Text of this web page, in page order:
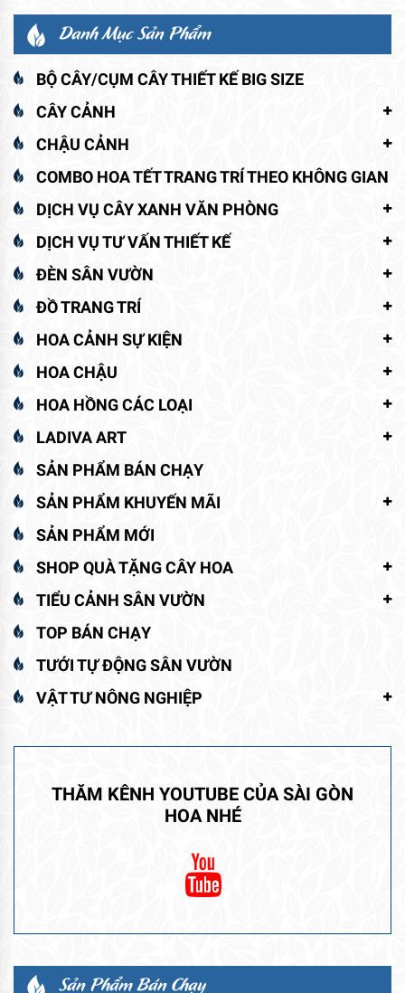
Danh Mục Sản Phẩm
BỘ CÂY/CỤM CÂY THIẾT KẾ BIG SIZE
CÂY CẢNH
CHẬU CẢNH
COMBO HOA TẾT TRANG TRÍ THEO KHÔNG GIAN
DỊCH VỤ CÂY XANH VĂN PHÒNG
DỊCH VỤ TƯ VẤN THIẾT KẾ
ĐÈN SÂN VƯỜN
ĐỒ TRANG TRÍ
HOA CẢNH SỰ KIỆN
HOA CHẬU
HOA HỒNG CÁC LOẠI
LADIVA ART
SẢN PHẨM BÁN CHẠY
SẢN PHẨM KHUYẾN MÃI
SẢN PHẨM MỚI
SHOP QUÀ TẶNG CÂY HOA
TIỂU CẢNH SÂN VƯỜN
TOP BÁN CHẠY
TƯỚI TỰ ĐỘNG SÂN VƯỜN
VẬT TƯ NÔNG NGHIỆP
THĂM KÊNH YOUTUBE CỦA SÀI GÒN
HOA NHÉ
Sản Phẩm Bán Chạy